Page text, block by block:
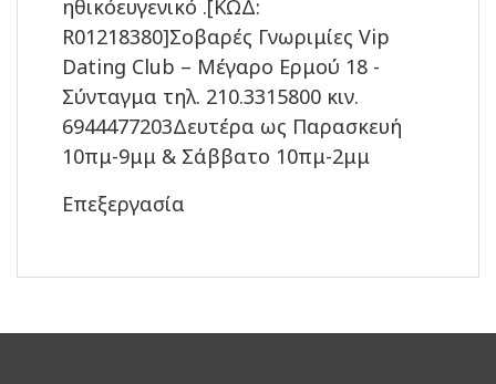
ηθικόευγενικό .[ΚΩΔ:
R01218380]Σοβαρές Γνωριμίες Vip
Dating Club – Μέγαρο Ερμού 18 -
Σύνταγμα τηλ. 210.3315800 κιν.
6944477203Δευτέρα ως Παρασκευή
10πμ-9μμ & Σάββατο 10πμ-2μμ
Επεξεργασία